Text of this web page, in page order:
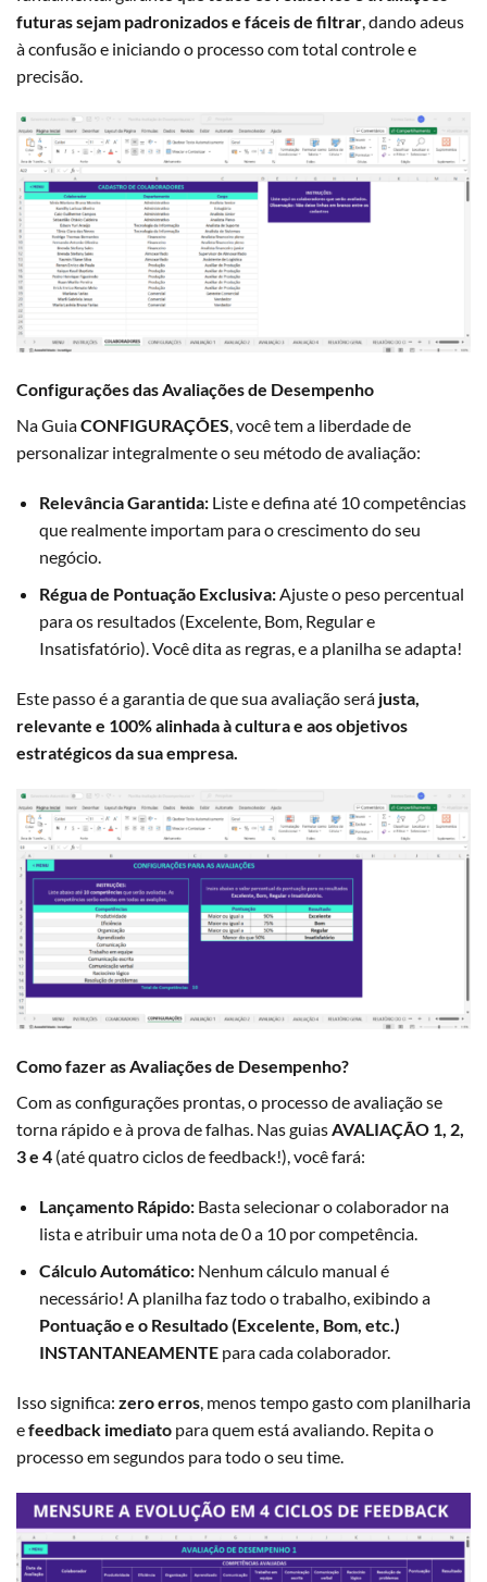
futuras sejam padronizados e fáceis de filtrar, dando adeus
à confusão e iniciando o processo com total controle e
precisão.
Configurações das Avaliações de Desempenho
Na GuiaCONFIGURAÇÕES, você tem a liberdade de
personalizar integralmente o seu método de avaliação:
Relevância Garantida:Liste e defina até 10 competências
que realmente importam para o crescimento do seu
negócio.
Régua de Pontuação Exclusiva:Ajuste o peso percentual
para os resultados (Excelente, Bom, Regular e
Insatisfatório). Você dita as regras, e a planilha se adapta!
Este passo é a garantia de que sua avaliação será justa,
relevante e 100% alinhada à cultura e aos objetivos
estratégicos da sua empresa.
Como fazer as Avaliações de Desempenho?
Com as configurações prontas, o processo de avaliação se
torna rápido e à prova de falhas. Nas guiasAVALIAÇÃO 1, 2,
3 e 4 (até quatro ciclos de feedback!), você fará:
Lançamento Rápido:Basta selecionar o colaborador na
lista e atribuir uma nota de 0 a 10 por competência.
Cálculo Automático:Nenhum cálculo manual é
necessário! A planilha faz todo o trabalho, exibindo a
Pontuação e o Resultado (Excelente, Bom, etc.)
INSTANTANEAMENTEpara cada colaborador.
Isso significa: zero erros, menos tempo gasto com planilharia
efeedback imediato para quem está avaliando. Repita o
processo em segundos para todo o seu time.